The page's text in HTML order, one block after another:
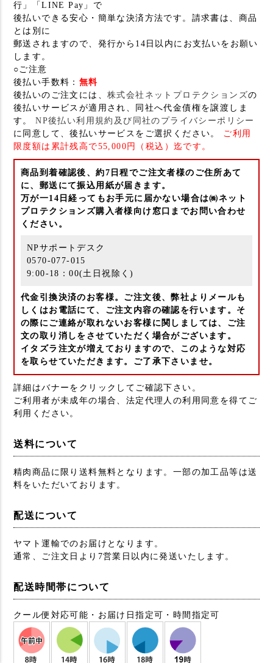
行」「LINE Pay」で
後払いできる安心・簡単な決済方法です。請求書は、商品
とは別に
郵送されますので、発行から14日以内にお支払いをお願い
します。
○ご注意
後払い手数料： 無料
後払いのご注文には、 株式会社ネットプロテクションズの
後払いサービスが適用され、同社へ代金債権を譲渡しま
す。NP後払い利用規約及び同社のプライバシーポリシー
に同意して、後払いサービスをご選択ください。 ご利用
限度額は累計残高で55,000円（税込）迄です。
商品到着確認後、約7日程でご注文者様のご住所あて
に、郵送にて振込用紙が届きます。
万が一14日経ってもお手元に届かない場合は㈱ネット
プロテクションズ購入者様向け窓口までお問い合わせ
ください。
NPサポートデスク
0570-077-015
9:00-18：00(土日祝除く)
代金引換決済のお客様。ご注文後、弊社よりメールも
しくはお電話にて、ご注文内容の確認を行います。そ
の際にご連絡が取れないお客様に関しましては、ご注
文の取り消しをさせていただく場合がございます。
イタズラ注文が増えておりますので、このような対応
を取らせていただきます。ご了承下さいませ。
詳細はバナーをクリックしてご確認下さい。
ご利用者が未成年の場合、法定代理人の利用同意を得てご
利用ください。
送料について
精肉商品に限り送料無料となります。一部の加工品等は送
料をいただいております。
配送について
ヤマト運輸でのお届けとなります。
通常、ご注文日より7営業日以内に発送いたします。
配送時間帯について
クール便対応可能・お届け日指定可・時間指定可